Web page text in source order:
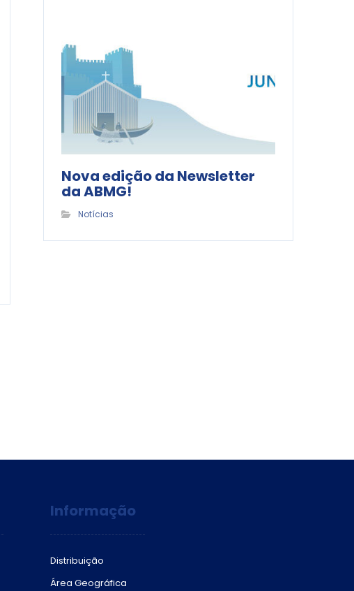
Nova edição da Newsletter
da ABMG!
Notícias
Informação
Distribuição
Área Geográfica